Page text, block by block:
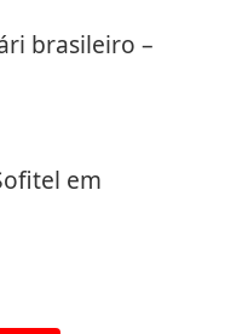
brasileiro –
em